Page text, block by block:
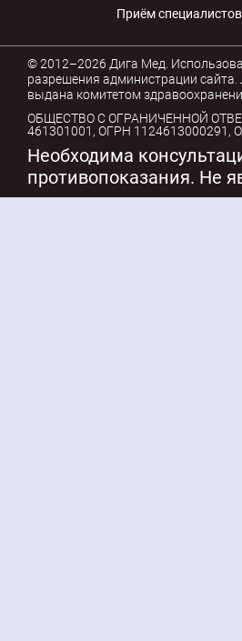
Приём
© 2012–2026 Дига Мед.
разрешения администрации
выдана комитетом
ОБЩЕСТВО С ОГРАНИЧЕННОЙ
461301001, ОГРН 1124613000291,
Необходима
противопоказания. Не